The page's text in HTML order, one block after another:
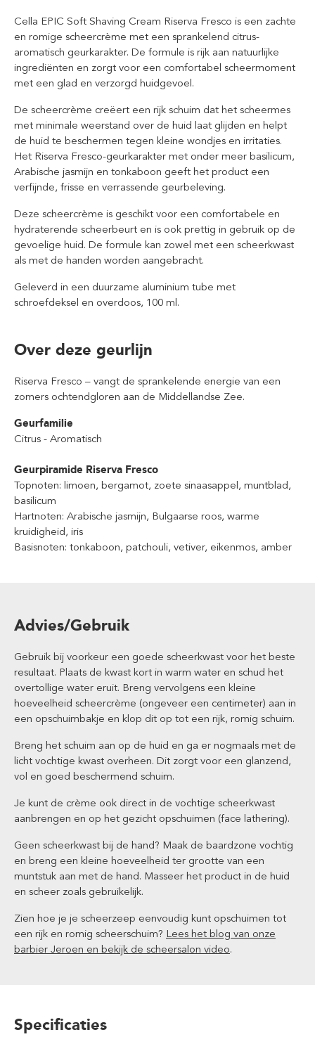
Cella EPIC Soft Shaving Cream Riserva Fresco is een zachte
en romige scheercrème met een sprankelend citrus-
aromatisch geurkarakter. De formule is rijk aan natuurlijke
ingrediënten en zorgt voor een comfortabel scheermoment
met een glad en verzorgd huidgevoel.
De scheercrème creëert een rijk schuim dat het scheermes
met minimale weerstand over de huid laat glijden en helpt
de huid te beschermen tegen kleine wondjes en irritaties.
Het Riserva Fresco-geurkarakter met onder meer basilicum,
Arabische jasmijn en tonkaboon geeft het product een
verfijnde, frisse en verrassende geurbeleving.
Deze scheercrème is geschikt voor een comfortabele en
hydraterende scheerbeurt en is ook prettig in gebruik op de
gevoelige huid. De formule kan zowel met een scheerkwast
als met de handen worden aangebracht.
Geleverd in een duurzame aluminium tube met
schroefdeksel en overdoos, 100 ml.
Over deze geurlijn
Riserva Fresco – vangt de sprankelende energie van een
zomers ochtendgloren aan de Middellandse Zee.
Geurfamilie
Citrus - Aromatisch
Geurpiramide Riserva Fresco
Topnoten: limoen, bergamot, zoete sinaasappel, muntblad,
basilicum
Hartnoten: Arabische jasmijn, Bulgaarse roos, warme
kruidigheid, iris
Basisnoten: tonkaboon, patchouli, vetiver, eikenmos, amber
Advies/Gebruik
Gebruik bij voorkeur een goede scheerkwast voor het beste
resultaat. Plaats de kwast kort in warm water en schud het
overtollige water eruit. Breng vervolgens een kleine
hoeveelheid scheercrème (ongeveer een centimeter) aan in
een opschuimbakje en klop dit op tot een rijk, romig schuim.
Breng het schuim aan op de huid en ga er nogmaals met de
licht vochtige kwast overheen. Dit zorgt voor een glanzend,
vol en goed beschermend schuim.
Je kunt de crème ook direct in de vochtige scheerkwast
aanbrengen en op het gezicht opschuimen (face lathering).
Geen scheerkwast bij de hand? Maak de baardzone vochtig
en breng een kleine hoeveelheid ter grootte van een
muntstuk aan met de hand. Masseer het product in de huid
en scheer zoals gebruikelijk.
Zien hoe je je scheerzeep eenvoudig kunt opschuimen tot
een rijk en romig scheerschuim? Lees het blog van onze
barbier Jeroen en bekijk de scheersalon video.
Specificaties